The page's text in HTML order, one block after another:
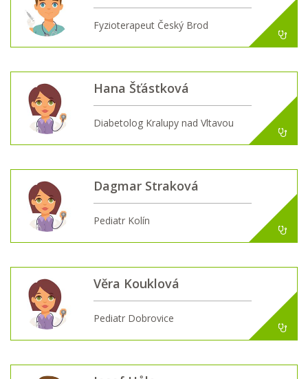
Fyzioterapeut Český Brod
Hana Šťástková
Diabetolog Kralupy nad Vltavou
Dagmar Straková
Pediatr Kolín
Věra Kouklová
Pediatr Dobrovice